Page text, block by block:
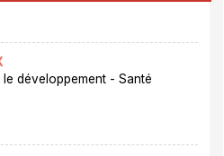
développement - Santé